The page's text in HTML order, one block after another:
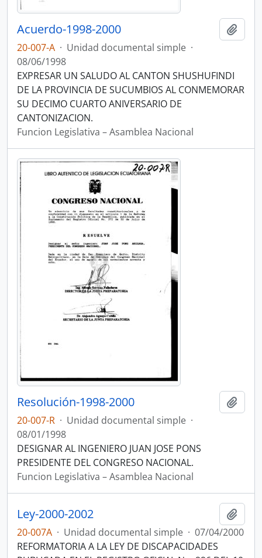
Acuerdo-1998-2000
20-007-A · Unidad documental simple ·
08/06/1998
EXPRESAR UN SALUDO AL CANTON SHUSHUFINDI
DE LA PROVINCIA DE SUCUMBIOS AL CONMEMORAR
SU DECIMO CUARTO ANIVERSARIO DE
CANTONIZACION.
Funcion Legislativa – Asamblea Nacional
Resolución-1998-2000
20-007-R · Unidad documental simple ·
08/01/1998
DESIGNAR AL INGENIERO JUAN JOSE PONS
PRESIDENTE DEL CONGRESO NACIONAL.
Funcion Legislativa – Asamblea Nacional
Ley-2000-2002
20-007A · Unidad documental simple · 07/04/2000
REFORMATORIA A LA LEY DE DISCAPACIDADES